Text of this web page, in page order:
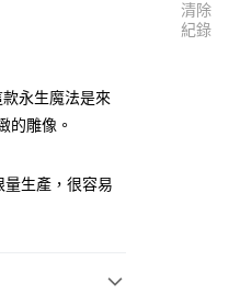
永生魔法是來
的雕像。
生產，很容易
清除
紀錄